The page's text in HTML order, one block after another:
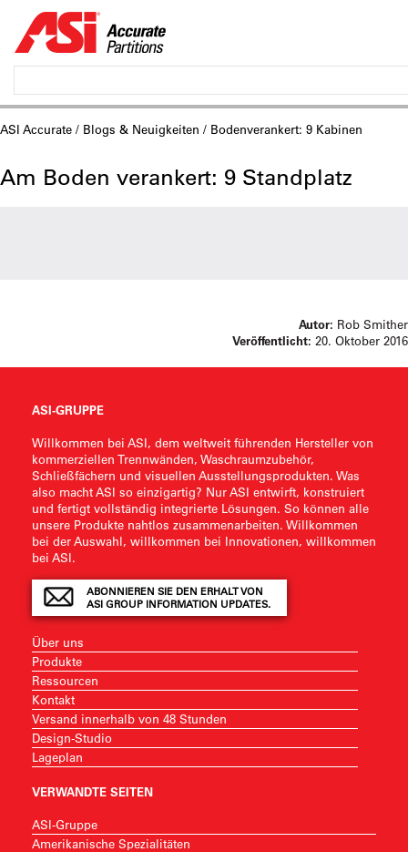
ASI Accurate / Blogs & Neuigkeiten / Bodenverankert: 9 Kabinen
Am Boden verankert: 9 Standplatz
Autor: Rob Smither
Veröffentlicht: 20. Oktober 2016
ASI-GRUPPE
Willkommen bei ASI, dem weltweit führenden Hersteller von
kommerziellen Trennwänden, Waschraumzubehör,
Schließfächern und visuellen Ausstellungsprodukten. Was
also macht ASI so einzigartig? Nur ASI entwirft, konstruiert
und fertigt vollständig integrierte Lösungen. So können alle
unsere Produkte nahtlos zusammenarbeiten. Willkommen
bei der Auswahl, willkommen bei Innovationen, willkommen
bei ASI.
ABONNIEREN SIE DEN ERHALT VON
ASI GROUP INFORMATION UPDATES.
Über uns
Produkte
Ressourcen
Kontakt
Versand innerhalb von 48 Stunden
Design-Studio
Lageplan
VERWANDTE SEITEN
ASI-Gruppe
Amerikanische Spezialitäten